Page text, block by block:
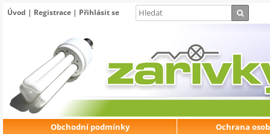
Úvod | Registrace | Přihlásit se
Obchodní podmínky Ochrana